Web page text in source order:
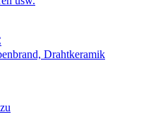
Drahtkeramik